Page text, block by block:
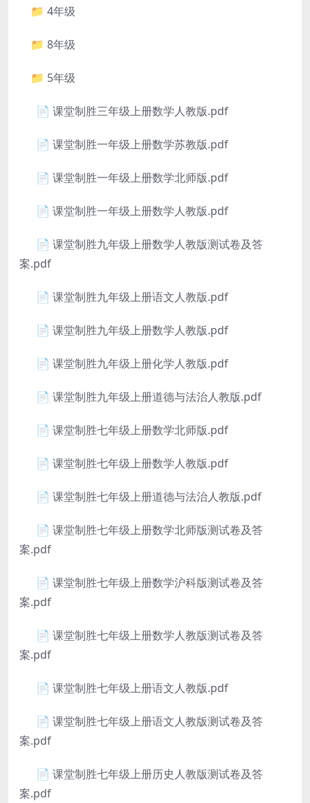
📁 4年级
📁 8年级
📁 5年级
📄 课堂制胜三年级上册数学人教版.pdf
📄 课堂制胜一年级上册数学苏教版.pdf
📄 课堂制胜一年级上册数学北师版.pdf
📄 课堂制胜一年级上册数学人教版.pdf
📄 课堂制胜九年级上册数学人教版测试卷及答
案.pdf
📄 课堂制胜九年级上册语文人教版.pdf
📄 课堂制胜九年级上册数学人教版.pdf
📄 课堂制胜九年级上册化学人教版.pdf
📄 课堂制胜九年级上册道德与法治人教版.pdf
📄 课堂制胜七年级上册数学北师版.pdf
📄 课堂制胜七年级上册数学人教版.pdf
📄 课堂制胜七年级上册道德与法治人教版.pdf
📄 课堂制胜七年级上册数学北师版测试卷及答
案.pdf
📄 课堂制胜七年级上册数学沪科版测试卷及答
案.pdf
📄 课堂制胜七年级上册数学人教版测试卷及答
案.pdf
📄 课堂制胜七年级上册语文人教版.pdf
📄 课堂制胜七年级上册语文人教版测试卷及答
案.pdf
📄 课堂制胜七年级上册历史人教版测试卷及答
案.pdf